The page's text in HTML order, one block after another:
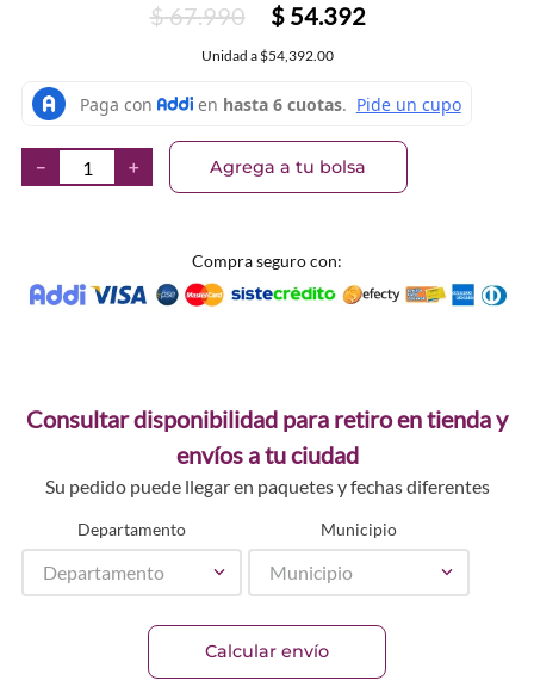
$67.990 $ 54.392
Unidad a $54,392.00
＋
－ Agrega a tu bolsa
Compra seguro con:
Consultar disponibilidad para retiro en tienda y
envíos a tu ciudad
Su pedido puede llegar en paquetes y fechas diferentes
Departamento
Departamento
Municipio
Municipio
Calcular envío